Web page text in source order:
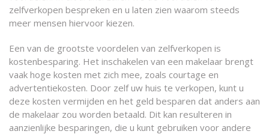
zelfverkopen bespreken en u laten zien waarom steeds
meer mensen hiervoor kiezen.
Een van de grootste voordelen van zelfverkopen is
kostenbesparing. Het inschakelen van een makelaar brengt
vaak hoge kosten met zich mee, zoals courtage en
advertentiekosten. Door zelf uw huis te verkopen, kunt u
deze kosten vermijden en het geld besparen dat anders aan
de makelaar zou worden betaald. Dit kan resulteren in
aanzienlijke besparingen, die u kunt gebruiken voor andere